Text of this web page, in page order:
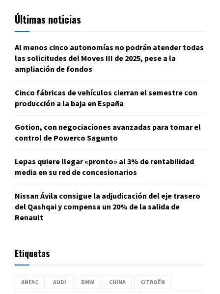
Últimas noticias
Al menos cinco autonomías no podrán atender todas
las solicitudes del Moves III de 2025, pese a la
ampliación de fondos
Cinco fábricas de vehículos cierran el semestre con
producción a la baja en España
Gotion, con negociaciones avanzadas para tomar el
control de Powerco Sagunto
Lepas quiere llegar «pronto» al 3% de rentabilidad
media en su red de concesionarios
Nissan Ávila consigue la adjudicación del eje trasero
del Qashqai y compensa un 20% de la salida de
Renault
Etiquetas
ANFAC AUDI BMW CHINA CITROËN